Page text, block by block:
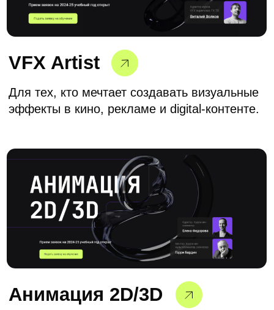
Программы
Сотрудничество
Политика конфиденциальности
Публичная оферта
Способы оплаты и правила возврата
Лицензия на осуществление
образовательной деятельности АНО ВО
«Универсальный Университет»